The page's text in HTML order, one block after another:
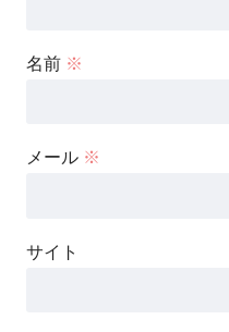
名前 ※
メール ※
サイト